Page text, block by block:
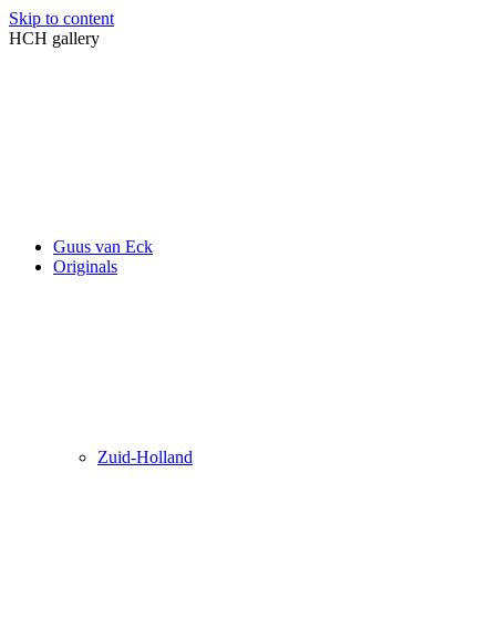
Skip to content
HCH gallery
Guus van Eck
Originals
Zuid-Holland